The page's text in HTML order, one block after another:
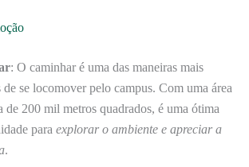
: O caminhar é uma das maneiras mais
de se locomover pelo campus. Com uma área
de 200 mil metros quadrados, é uma ótima
para explorar o ambiente e apreciar a
.